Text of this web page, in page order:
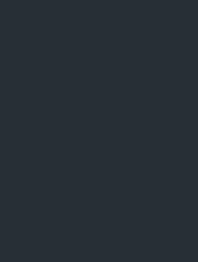
(tpm+)
(a vita)
auto (google)